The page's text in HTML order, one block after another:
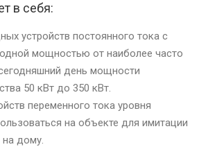
в себя:
устройств постоянного тока с
мощностью от наиболее часто
день мощности
50 кВт до 350 кВт.
переменного тока уровня
на объекте для имитации
на дому.